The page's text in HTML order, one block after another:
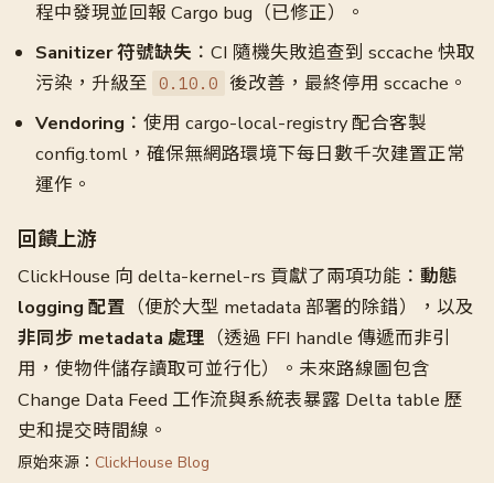
程中發現並回報 Cargo bug（已修正）。
Sanitizer 符號缺失 ：CI 隨機失敗追查到 sccache 快取
污染，升級至 0.10.0 後改善，最終停用 sccache。
Vendoring ：使用 cargo-local-registry 配合客製
config.toml，確保無網路環境下每日數千次建置正常
運作。
回饋上游
ClickHouse 向 delta-kernel-rs 貢獻了兩項功能： 動態
logging 配置 （便於大型 metadata 部署的除錯），以及
非同步 metadata 處理 （透過 FFI handle 傳遞而非引
用，使物件儲存讀取可並行化）。未來路線圖包含
Change Data Feed 工作流與系統表暴露 Delta table 歷
史和提交時間線。
原始來源： ClickHouse Blog